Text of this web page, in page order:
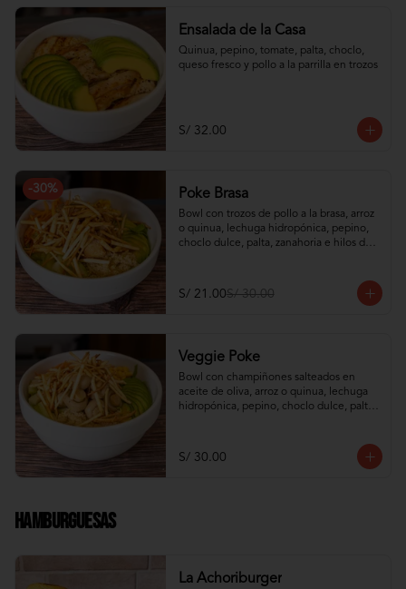
Ensalada de la Casa
Quinua, pepino, tomate, palta, choclo,
queso fresco y pollo a la parrilla en trozos
S/ 32.00
-30% Poke Brasa
Bowl con trozos de pollo a la brasa, arroz
o quinua, lechuga hidropónica, pepino,
choclo dulce, palta, zanahoria e hilos de
S/ 21.00S/ 30.00
Veggie Poke
Bowl con champiñones salteados en
aceite de oliva, arroz o quinua, lechuga
hidropónica, pepino, choclo dulce, palta,
S/ 30.00
Hamburguesas
La Achoriburger